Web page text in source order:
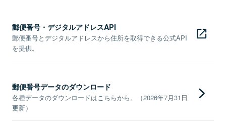
郵便番号・デジタルアドレスAPI
郵便番号とデジタルアドレスから住所を取得できる公式API
を提供。
郵便番号データのダウンロード
各種データのダウンロードはこちらから。（2026年7月31日
更新）